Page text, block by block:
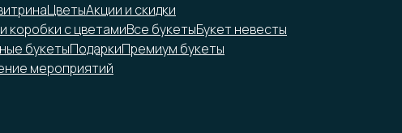
ЦветыАкции и скидки
коробки с цветамиВсе букетыБукет невесты
букетыПодаркиПремиум букеты
мероприятий